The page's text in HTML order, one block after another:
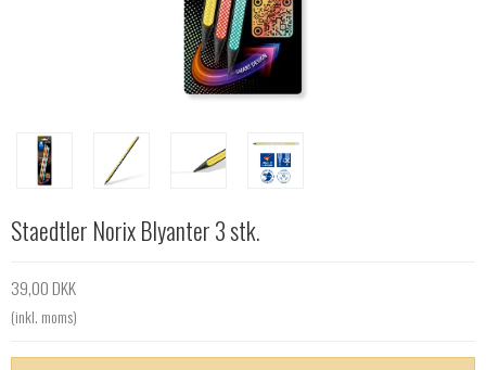
Staedtler Norix Blyanter 3 stk.
39,00 DKK
(inkl. moms)